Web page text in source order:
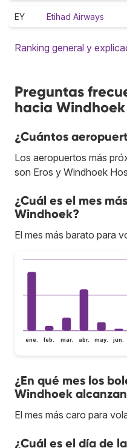
EY Etihad Airways
Ranking general y
Preguntas
hacia Windhoek
¿Cuántos
Los aeropuertos más
son Eros y Windhoek
¿Cuál es el mes
Windhoek?
El mes más barato para
ene. feb. mar. abr. may. jun.
¿En qué mes los
Windhoek
El mes más caro para
¿Cuál es el día de